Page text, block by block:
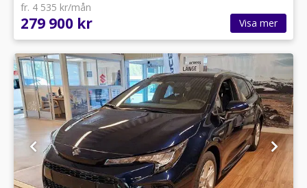
fr. 4 535 kr/mån
279 900 kr Visa mer